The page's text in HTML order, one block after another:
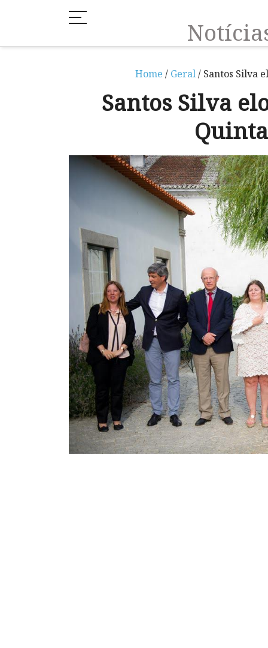
Home / Geral/ Santos Silva
Santos Silva